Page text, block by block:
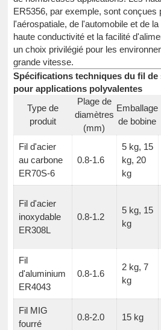
ER5356, par exemple, sont conçues
l'aérospatiale, de l'automobile et de
haute conductivité et la facilité
un choix privilégié pour les
grande vitesse.
Spécifications techniques du fil de
pour applications polyvalentes
Type de
produit
Plage de
diamètres
(mm)
Emballage
de bobine
Fil d'acier
au carbone
ER70S-6
0.8-1.6
5 kg, 15
kg, 20
kg
Fil d'acier
inoxydable
ER308L
0.8-1.2
5 kg, 15
kg
Fil
d'aluminium
ER4043
0.8-1.6
2 kg, 7
kg
Fil MIG
fourré
0.8-2.0 15 kg